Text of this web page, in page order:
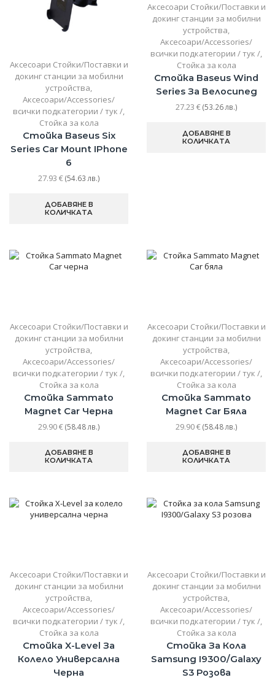
Аксесоари Стойки/Поставки и
докинг станции за мобилни
устройства,
Аксесоари/Accessories/
всички подкатегории / тук /,
Стойка за кола
Стойка Baseus Six
Series Car Mount IPhone
6
27.93 €(54.63 лв.)
ДОБАВЯНЕ В
КОЛИЧКАТА
Аксесоари Стойки/Поставки и
докинг станции за мобилни
устройства,
Аксесоари/Accessories/
всички подкатегории / тук /,
Стойка за кола
Стойка Baseus Wind
Series За Велосипед
27.23 €(53.26 лв.)
ДОБАВЯНЕ В
КОЛИЧКАТА
Аксесоари Стойки/Поставки и
докинг станции за мобилни
устройства
Аксесоари/Accessories/
всички подкатегории / тук /
Стойка за кола
Стойка Sammato
Magnet Car Черна
29.90€(58.48 лв.)
ДОБАВЯНЕ В
КОЛИЧКАТА
Аксесоари Стойки/Поставки и
докинг станции за мобилни
устройства
Аксесоари/Accessories/
всички подкатегории / тук /
Стойка за кола
Стойка Sammato
Magnet Car Бяла
29.90€(58.48 лв.)
ДОБАВЯНЕ В
КОЛИЧКАТА
Аксесоари Стойки/Поставки и
докинг станции за мобилни
устройства,
Аксесоари/Accessories/
всички подкатегории / тук /,
Стойка за кола
Стойка X-Level За
Колело Универсална
Черна
Аксесоари Стойки/Поставки и
докинг станции за мобилни
устройства,
Аксесоари/Accessories/
всички подкатегории / тук /,
Стойка за кола
Стойка За Кола
Samsung I9300/Galaxy
S3 Розова